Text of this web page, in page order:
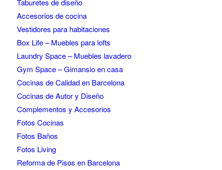
Taburetes de diseño
Accesorios de cocina
Vestidores para habitaciones
Box Life – Muebles para lofts
Laundry Space – Muebles lavadero
Gym Space – Gimansio en casa
Cocinas de Calidad en Barcelona
Cocinas de Autor y Diseño
Complementos y Accesorios
Fotos Cocinas
Fotos Baños
Fotos Living
Reforma de Pisos en Barcelona